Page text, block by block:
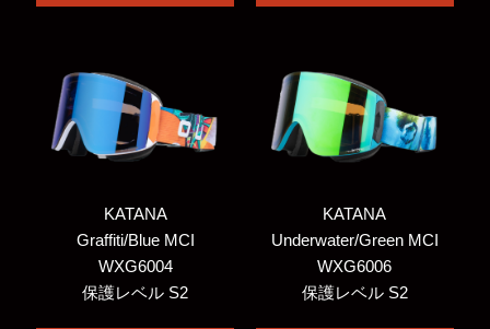
KATANA
Graffiti/Blue MCI
WXG6004
保護レベル S2
KATANA
Underwater/Green MCI
WXG6006
保護レベル S2